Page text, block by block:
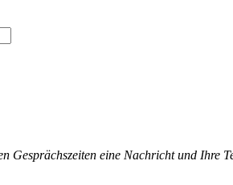
Gesprächszeiten eine Nachricht und Ihre